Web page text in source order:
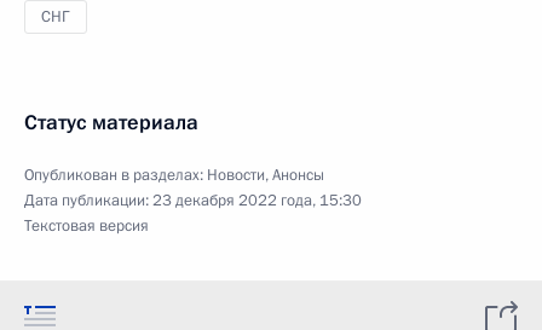
СНГ
Статус материала
Опубликован в разделах: Новости,Анонсы
Дата публикации:23 декабря 2022 года, 15:30
Текстовая версия